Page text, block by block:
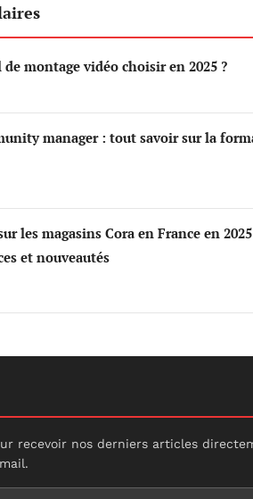
montage vidéo choisir en 2025 ?
manager : tout savoir sur la
les magasins Cora en France en
et nouveautés
recevoir nos derniers articles